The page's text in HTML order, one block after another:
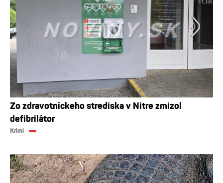
Zo zdravotníckeho strediska v Nitre zmizol
defibrilátor
Krimi